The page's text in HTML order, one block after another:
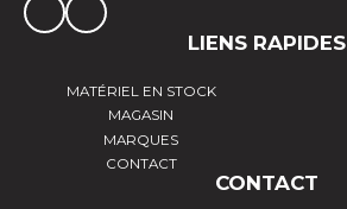
LIENS RAPIDES
MATÉRIEL EN STOCK
MAGASIN
MARQUES
CONTACT
CONTACT